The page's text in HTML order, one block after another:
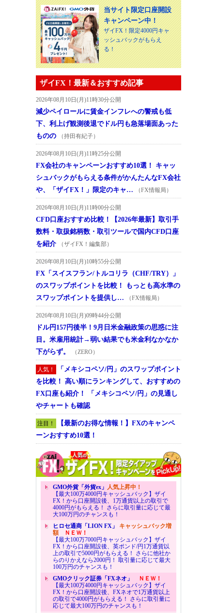
当サイト限定口座開設
キャンペーン中！
ザイFX！限定4000円キャ
ッシュバックがもらえ
る！
ザイFX！最新＆おすすめ記事
2026年08月10日(月)11時30分公開
減少ペイロールに賃金インフレへの警戒も低
下、利上げ観測後退でドル円も急落場面あった
ものの
（持田有紀子）
2026年08月10日(月)11時25分公開
FX会社のキャンペーンおすすめ10選！ キャッ
シュバックがもらえる条件がかんたんなFX会社
や、「ザイFX！」限定のキャ…
（FX情報局）
2026年08月10日(月)11時00分公開
CFD口座おすすめ比較！【2026年最新】取引手
数料・取扱銘柄数・取引ツールで国内CFD口座
を紹介
（ザイFX！編集部）
2026年08月10日(月)10時55分公開
FX「スイスフラン/トルコリラ（CHF/TRY）」
のスワップポイントを比較！ もっとも高水準の
スワップポイントを提供し…
（FX情報局）
2026年08月10日(月)09時44分公開
ドル円157円後半！9月日米金融政策の思惑に注
目。米雇用統計→弱い結果でも米金利なかなか
下がらず。
（ZERO）
人気！
「メキシコペソ/円」のスワップポイント
を比較！ 高い順にランキングして、おすすめの
FX口座も紹介！ 「メキシコペソ/円」の見通し
やチャートも確認
注目！
【最新のお得な情報！】FXのキャンペ
ーンおすすめ10選！
GMO外貨「外貨ex」 人気上昇中！
【最大100万4000円キャッシュバック】ザイ
FX！から口座開設後、1万通貨以上の取引で
4000円がもらえる！ さらに取引量に応じて最
大100万円のチャンスも！
ヒロセ通商「LION FX」 キャッシュバック増
額ＮＥＷ！
【最大100万7000円キャッシュバック】ザイ
FX！から口座開設後、英ポンド/円1万通貨以
上の取引で5000円がもらえる！ さらに他社か
らのりかえなら2000円！ 取引量に応じて最大
100万円のチャンスも！
GMOクリック証券「FXネオ」
ＮＥＷ！
【最大100万4000円キャッシュバック】ザイ
FX！から口座開設後、FXネオで1万通貨以上
の取引で4000円がもらえる！ さらに取引量に
応じて最大100万円のチャンスも！